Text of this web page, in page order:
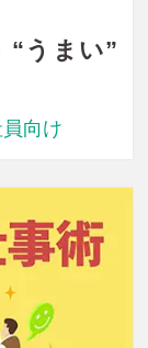
“うまい”
向け